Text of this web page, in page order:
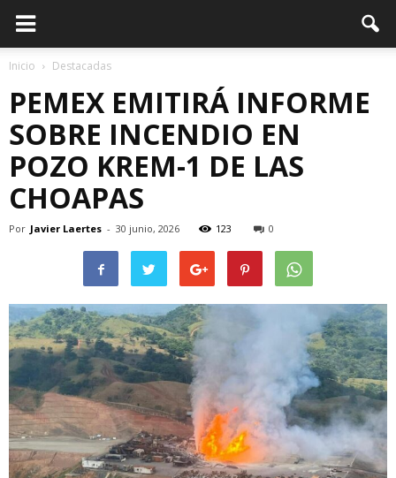
Inicio Destacadas
PEMEX EMITIRÁ INFORME
SOBRE INCENDIO EN
POZO KREM-1 DE LAS
CHOAPAS
Por Javier Laertes - 30 junio, 2026 123 0